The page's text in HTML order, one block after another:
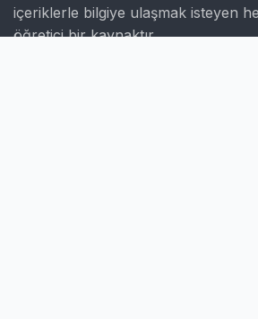
içeriklerle bilgiye ulaşmak isteyen
öğretici bir kaynaktır.